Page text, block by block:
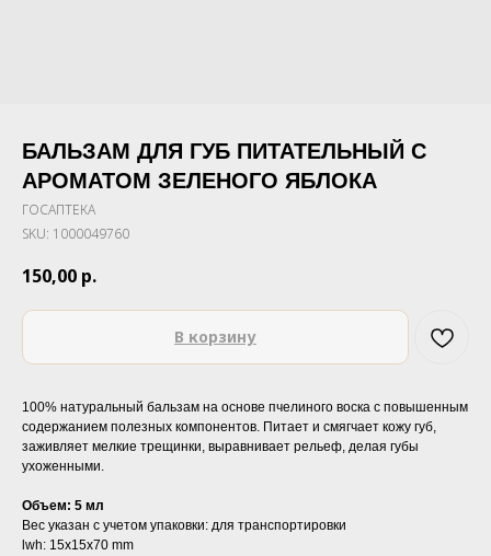
БАЛЬЗАМ ДЛЯ ГУБ ПИТАТЕЛЬНЫЙ С
АРОМАТОМ ЗЕЛЕНОГО ЯБЛОКА
ГОСАПТЕКА
SKU: 1000049760
150,00 р.
В корзину
100% натуральный бальзам на основе пчелиного воска с повышенным
содержанием полезных компонентов. Питает и смягчает кожу губ,
заживляет мелкие трещинки, выравнивает рельеф, делая губы
ухоженными.
Объем: 5 мл
Вес указан с учетом упаковки: для транспортировки
lwh: 15x15x70 mm